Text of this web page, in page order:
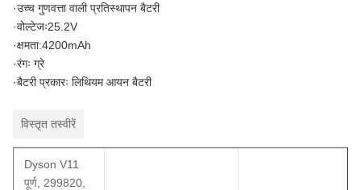
·उच्च गुणवत्ता वाली प्रतिस्थापन बैटरी
·वोल्टेजः25.2V
·क्षमता:4200mAh
·रंगः ग्रे
·बैटरी प्रकारः लिथियम आयन बैटरी
विस्तृत तस्वीरें
Dyson V11
पूर्ण, 299820,